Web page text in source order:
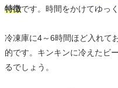
特徴です。時間をかけてゆっ
冷凍庫に4～6時間ほど入れて
的です。キンキンに冷えたビ
るでしょう。